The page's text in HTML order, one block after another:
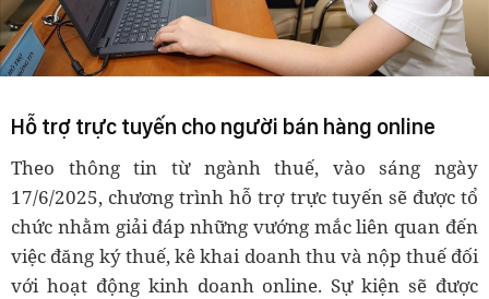
Hỗ trợ trực tuyến cho người bán hàng online
Theo thông tin từ ngành thuế, vào sáng ngày
17/6/2025, chương trình hỗ trợ trực tuyến sẽ được tổ
chức nhằm giải đáp những vướng mắc liên quan đến
việc đăng ký thuế, kê khai doanh thu và nộp thuế đối
với hoạt động kinh doanh online. Sự kiện sẽ được